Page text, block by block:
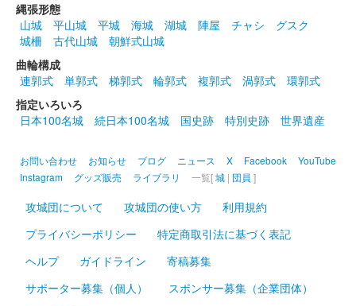
縄張形態
山城
平山城 平城 海城 湖城 陣屋 チャシ
グスク
城柵
古代山城
朝鮮式山城
曲輪構成
連郭式
単郭式 梯郭式 輪郭式 複郭式 渦郭式
環郭式
指定いろいろ
日本100名城
続日本100名城 国史跡 特別史跡 世界遺産
お問い合わせ お知らせ ブログ ニュース X Facebook
YouTube
Instagram
グッズ販売 ライブラリ 一覧[城 | 団員 ]
攻城団について 攻城団の使い方
利用規約
プライバシーポリシー
特定商取引法に基づく表記
ヘルプ
ガイドライン
寄稿募集
サポーター募集（個人）
スポンサー募集（企業団体）